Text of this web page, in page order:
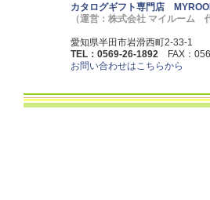
カタログギフト専門店
（運営：株式会社 マイルーム
愛知県半田市岩滑西町2-33-1
TEL：0569-26-1892 FAX：
お問い合わせはこちらから